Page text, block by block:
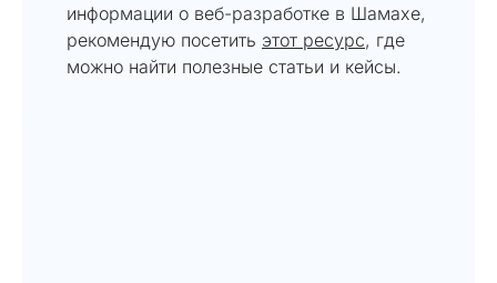
информации о веб-разработке в Шамахе,
рекомендую посетить этот ресурс, где
можно найти полезные статьи и кейсы.